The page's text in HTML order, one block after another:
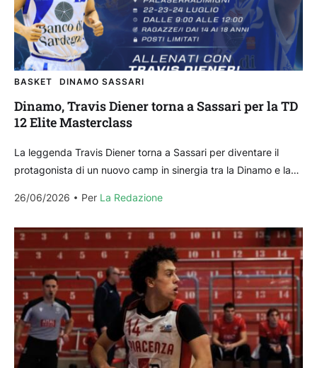
BASKET DINAMO SASSARI
Dinamo, Travis Diener torna a Sassari per la TD
12 Elite Masterclass
La leggenda Travis Diener torna a Sassari per diventare il
protagonista di un nuovo camp in sinergia tra la Dinamo e la
26/06/2026
Per La Redazione